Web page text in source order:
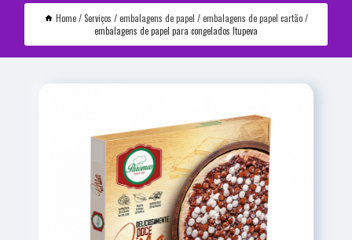
Home Serviços embalagens de papel
embalagens de papel cartão
embalagens de papel para congelados Itupeva